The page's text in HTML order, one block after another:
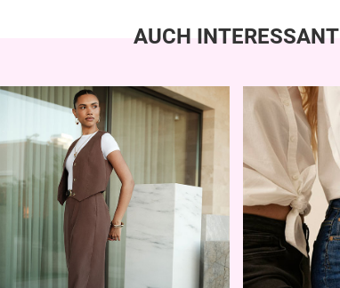
AUCH INTERESSANT